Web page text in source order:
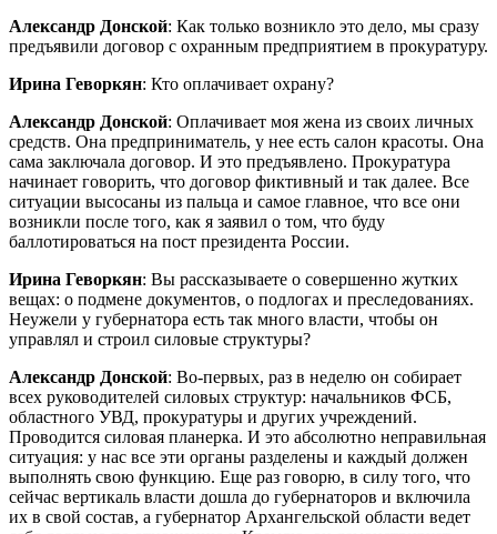
Александр Донской: Как только возникло это дело, мы сразу
предъявили договор с охранным предприятием в прокуратуру.
Ирина Геворкян: Кто оплачивает охрану?
Александр Донской: Оплачивает моя жена из своих личных
средств. Она предприниматель, у нее есть салон красоты. Она
сама заключала договор. И это предъявлено. Прокуратура
начинает говорить, что договор фиктивный и так далее. Все
ситуации высосаны из пальца и самое главное, что все они
возникли после того, как я заявил о том, что буду
баллотироваться на пост президента России.
Ирина Геворкян: Вы рассказываете о совершенно жутких
вещах: о подмене документов, о подлогах и преследованиях.
Неужели у губернатора есть так много власти, чтобы он
управлял и строил силовые структуры?
Александр Донской: Во-первых, раз в неделю он собирает
всех руководителей силовых структур: начальников ФСБ,
областного УВД, прокуратуры и других учреждений.
Проводится силовая планерка. И это абсолютно неправильная
ситуация: у нас все эти органы разделены и каждый должен
выполнять свою функцию. Еще раз говорю, в силу того, что
сейчас вертикаль власти дошла до губернаторов и включила
их в свой состав, а губернатор Архангельской области ведет